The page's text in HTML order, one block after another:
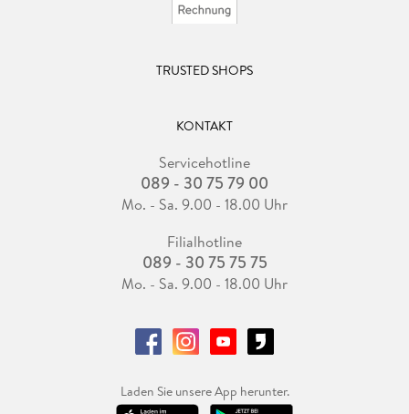
TRUSTED SHOPS
KONTAKT
Servicehotline
089 - 30 75 79 00
Mo. - Sa. 9.00 - 18.00 Uhr
Filialhotline
089 - 30 75 75 75
Mo. - Sa. 9.00 - 18.00 Uhr
Laden Sie unsere App herunter.